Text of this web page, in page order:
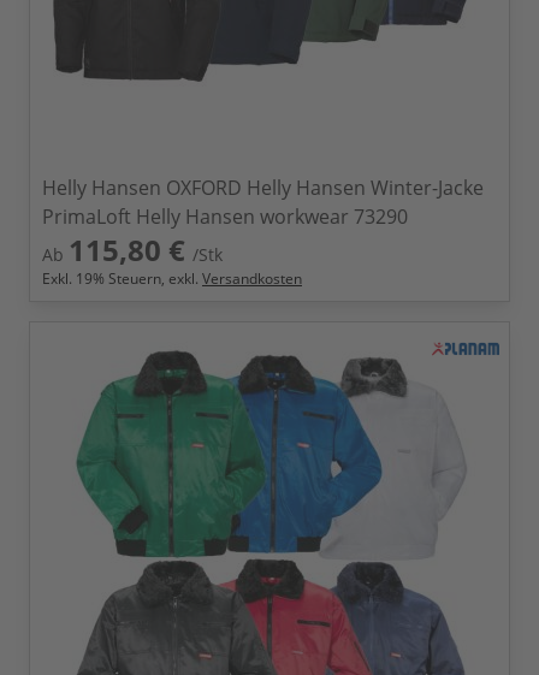
Helly Hansen OXFORD Helly Hansen Winter-Jacke
PrimaLoft Helly Hansen workwear 73290
Ab 115,80 € /Stk
Exkl. 19% Steuern, exkl. Versandkosten